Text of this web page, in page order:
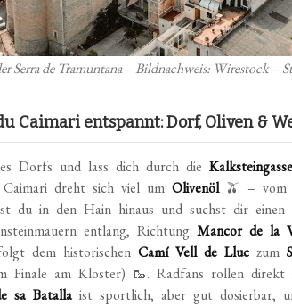
Serra de Tramuntana – Bildnachweis: Wirestock –
Caimari entspannt: Dorf, Oliven &
Dorfs und lass dich durch die
dreht sich viel umOlivenöl🫒 – vom
du in den Hain hinaus und suchst dir
entlang, RichtungMancor de la
dem historischenCamí Vell de Lluc zum
Finale am Kloster) 🥾. Radfans rollen
sa Batallaist sportlich, aber gut dosierbar,